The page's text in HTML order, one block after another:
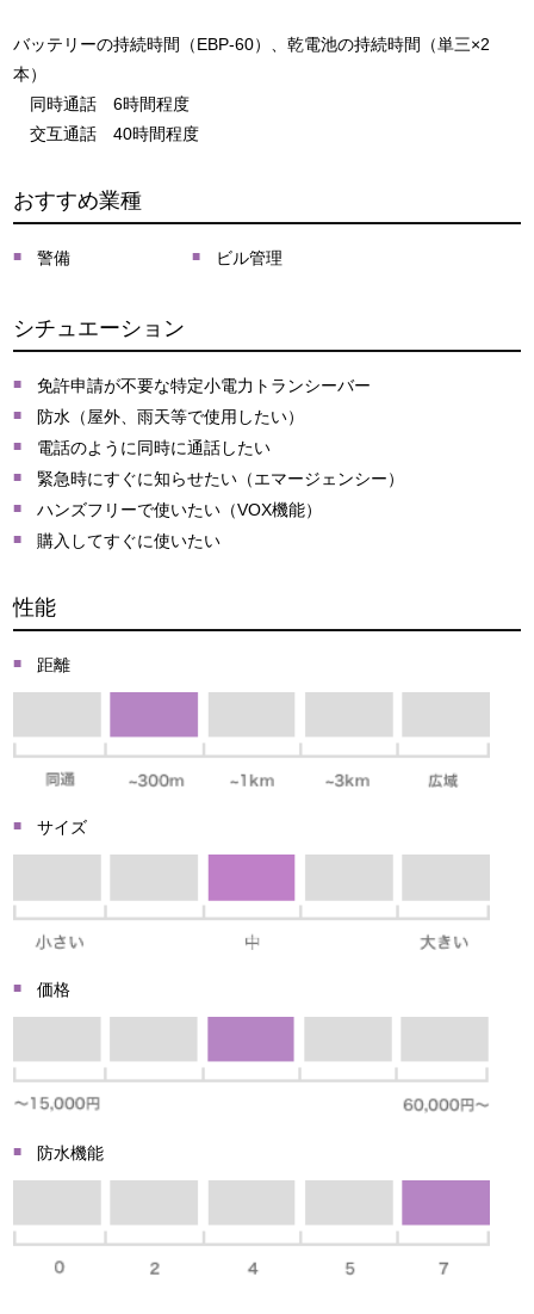
バッテリーの持続時間（EBP-60）、乾電池の持続時間（単三×2
本）
同時通話 6時間程度
交互通話 40時間程度
おすすめ業種
警備 ビル管理
シチュエーション
免許申請が不要な特定小電力トランシーバー
防水（屋外、雨天等で使用したい）
電話のように同時に通話したい
緊急時にすぐに知らせたい（エマージェンシー）
ハンズフリーで使いたい（VOX機能）
購入してすぐに使いたい
性能
距離
サイズ
価格
防水機能